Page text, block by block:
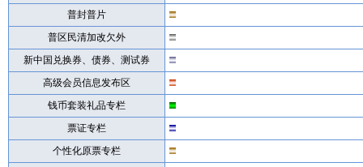
普封普片
普区民清加改欠外
新中国兑换券、债券、测试券
高级会员信息发布区
钱币套装礼品专栏
票证专栏
个性化原票专栏